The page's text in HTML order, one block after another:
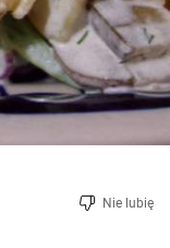
Nie lubię